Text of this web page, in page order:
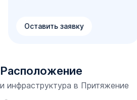
Оставить заявку
Расположение
и инфраструктура в Притяжение